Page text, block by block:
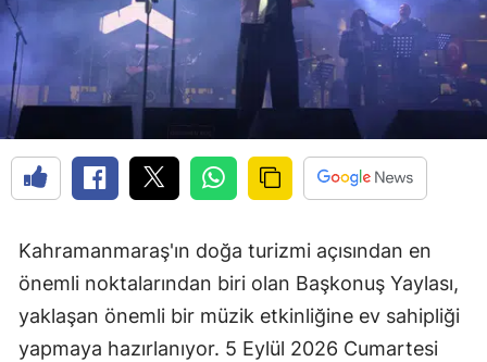
Kahramanmaraş'ın doğa turizmi açısından en
önemli noktalarından biri olan Başkonuş Yaylası,
yaklaşan önemli bir müzik etkinliğine ev sahipliği
yapmaya hazırlanıyor. 5 Eylül 2026 Cumartesi